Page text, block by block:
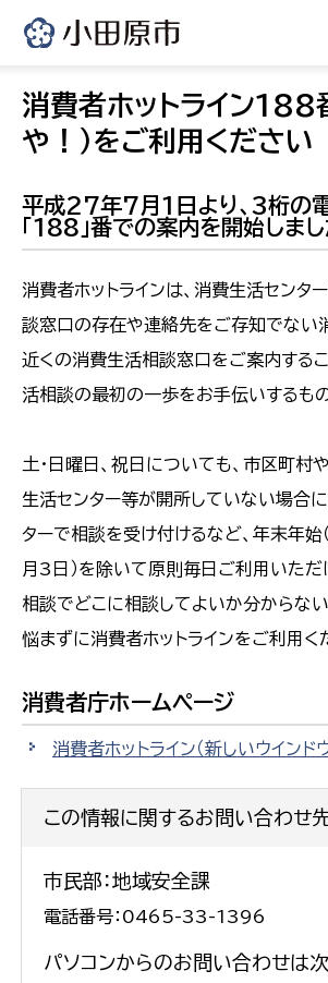
消費者ホットライン188
や！）をご利用ください
平成27年7月1日より、3桁の
「188」番での案内を開始しまし
消費者ホットラインは、消費生活センタ
談窓口の存在や連絡先をご存知でない
近くの消費生活相談窓口をご案内する
活相談の最初の一歩をお手伝いするもの
土・日曜日、祝日についても、市区町村
生活センター等が開所していない場合
ターで相談を受け付けるなど、年末年
月3日）を除いて原則毎日ご利用いただ
相談でどこに相談してよいか分からな
悩まずに消費者ホットラインをご利用く
消費者庁ホームページ
消費者ホットライン（新しいウインド
この情報に関するお問い合わせ
市民部：地域安全課
電話番号：0465-33-1396
パソコンからのお問い合わせは